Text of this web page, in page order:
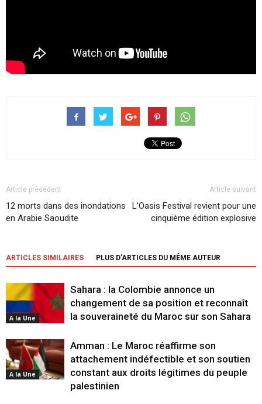
Article précédent
12 morts dans des inondations
en Arabie Saoudite
Article suivant
L’Oasis Festival revient pour une
cinquième édition explosive
ARTICLES SIMILAIRES PLUS D'ARTICLES DU MÊME AUTEUR
A la Une
Sahara : la Colombie annonce un
changement de sa position et reconnaît
la souveraineté du Maroc sur son Sahara
A la Une
Amman : Le Maroc réaffirme son
attachement indéfectible et son soutien
constant aux droits légitimes du peuple
palestinien